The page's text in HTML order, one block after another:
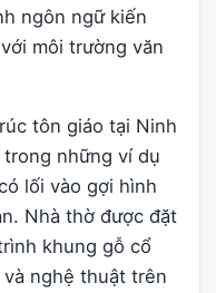
ngôn ngữ kiến
môi trường văn
tôn giáo tại Ninh
những ví dụ
lối vào gợi hình
Nhà thờ được đặt
khung gỗ cổ
nghệ thuật trên